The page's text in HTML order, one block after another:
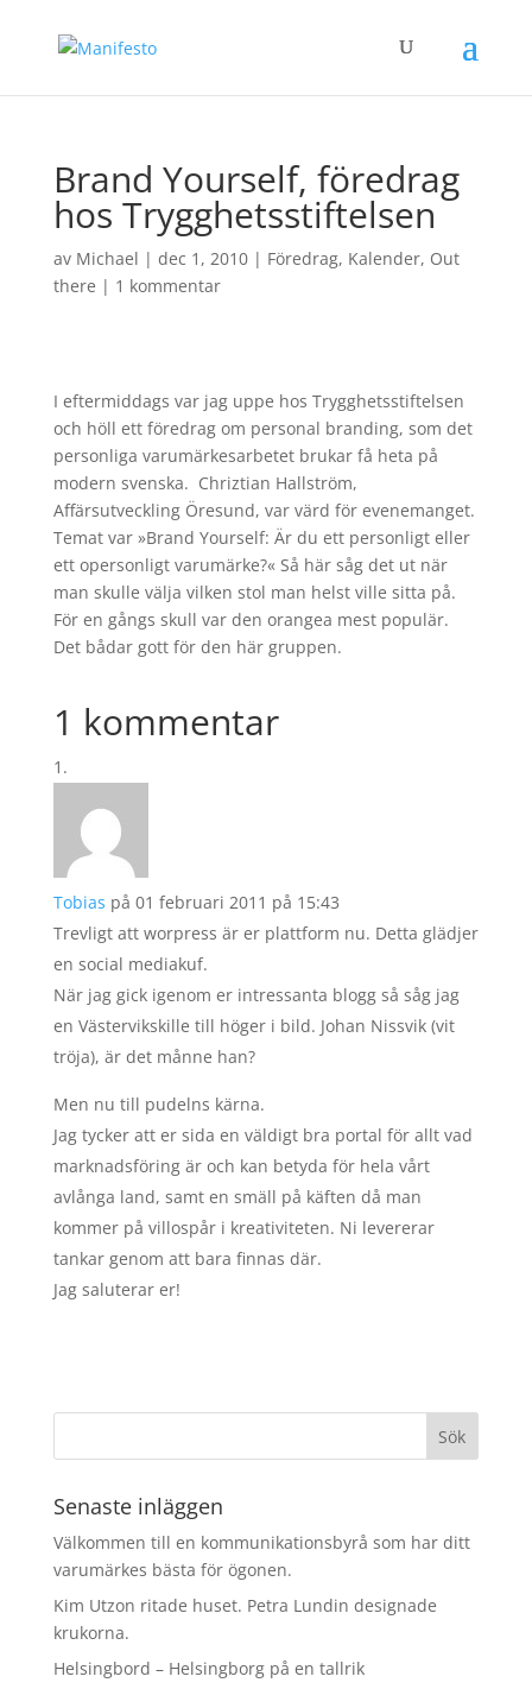
Brand Yourself, föredrag
hos Trygghetsstiftelsen
av Michael | dec 1, 2010| Föredrag, Kalender, Out
there | 1 kommentar
I eftermiddags var jag uppe hos Trygghetsstiftelsen
och höll ett föredrag om personal branding, som det
personliga varumärkesarbetet brukar få heta på
modern svenska. Chriztian Hallström,
Affärsutveckling Öresund, var värd för evenemanget.
Temat var »Brand Yourself: Är du ett personligt eller
ett opersonligt varumärke?« Så här såg det ut när
man skulle välja vilken stol man helst ville sitta på.
För en gångs skull var den orangea mest populär.
Det bådar gott för den här gruppen.
1 kommentar
Tobias på 01 februari 2011 på 15:43
Trevligt att worpress är er plattform nu. Detta glädjer
en social mediakuf.
När jag gick igenom er intressanta blogg så såg jag
en Västervikskille till höger i bild. Johan Nissvik (vit
tröja), är det månne han?
Men nu till pudelns kärna.
Jag tycker att er sida en väldigt bra portal för allt vad
marknadsföring är och kan betyda för hela vårt
avlånga land, samt en smäll på käften då man
kommer på villospår i kreativiteten. Ni levererar
tankar genom att bara finnas där.
Jag saluterar er!
Senaste inläggen
Välkommen till en kommunikationsbyrå som har ditt
varumärkes bästa för ögonen.
Kim Utzon ritade huset. Petra Lundin designade
krukorna.
Helsingbord – Helsingborg på en tallrik